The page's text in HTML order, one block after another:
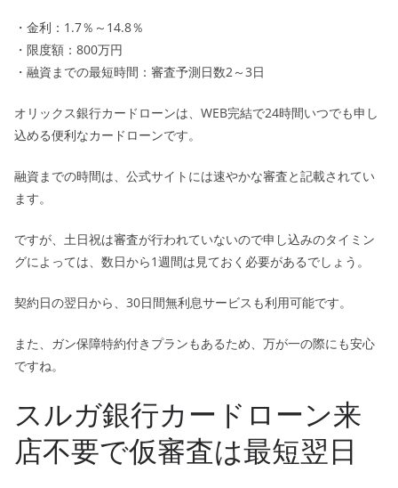
・金利：1.7％～14.8％
・限度額：800万円
・融資までの最短時間：審査予測日数2～3日
オリックス銀行カードローンは、WEB完結で24時間いつでも申し
込める便利なカードローンです。
融資までの時間は、公式サイトには速やかな審査と記載されてい
ます。
ですが、土日祝は審査が行われていないので申し込みのタイミン
グによっては、数日から1週間は見ておく必要があるでしょう。
契約日の翌日から、30日間無利息サービスも利用可能です。
また、ガン保障特約付きプランもあるため、万が一の際にも安心
ですね。
スルガ銀行カードローン来
店不要で仮審査は最短翌日